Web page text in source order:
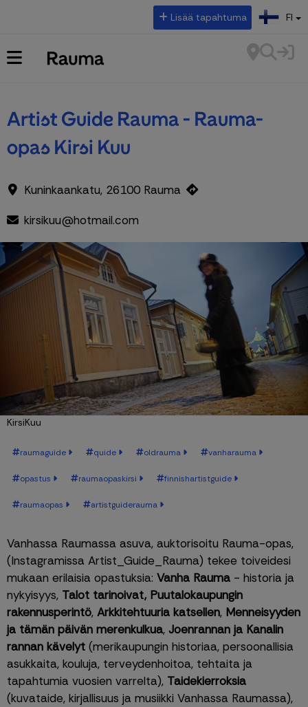
Lisää tapahtuma FI
Artist Guide Rauma - Rauma-
opas Kirsi Kuu
Kuninkaankatu, 26100 Rauma
kirsikuu@hotmail.com
KirsiKuu
raumaguide quide oldrauma vanharauma
opastus raumaopaskirsi finnishartistguide
raumaopas artistguiderauma
Vanhassa Raumassa asuva, auktorisoitu Rauma-opas,
(Instagramissa Artist_Guide_Rauma) tekee toiveidesi
mukaan erilaisia opastuksia: Vanha Rauma - historia ja
nykyisyys, Talot tarinoivat, Puutalokaupungin
rakennusperintö, Arkkitehtuuria katsellen, Menneisyyden
ja tämän päivän merenkulkua, Joenrannan ja Kanalin
rannan kävelyt (merikaupungin historiaa, persoonallisia
asukkaita, kouluja, terveydenhoitoa, tehtaita ja
tapahtumia vuosien varrelta), Taidekierroksia